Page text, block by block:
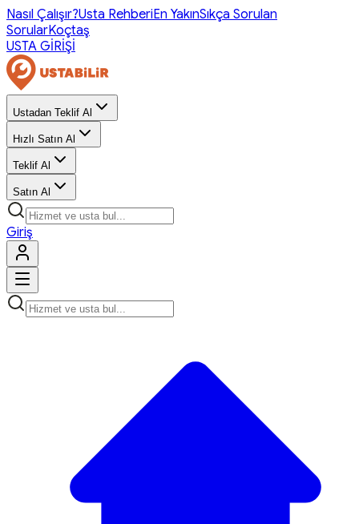
Nasıl Çalışır?Usta RehberiEn YakınSıkça Sorulan
SorularKoçtaş
USTA GİRİŞİ
Ustadan Teklif Al
Hızlı Satın Al
Teklif Al
Satın Al
Giriş